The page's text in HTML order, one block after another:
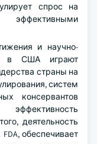
спрос на
и научно-
в США играют
страны на
систем
консервантов
деятельность
обеспечивает